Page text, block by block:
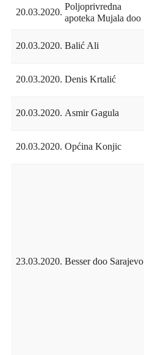
20.03.2020. Poljoprivredna
apoteka Mujala doo
20.03.2020. Balić Ali
20.03.2020. Denis Krtalić
20.03.2020. Asmir Gagula
20.03.2020. Općina Konjic
23.03.2020. Besser doo Sarajevo